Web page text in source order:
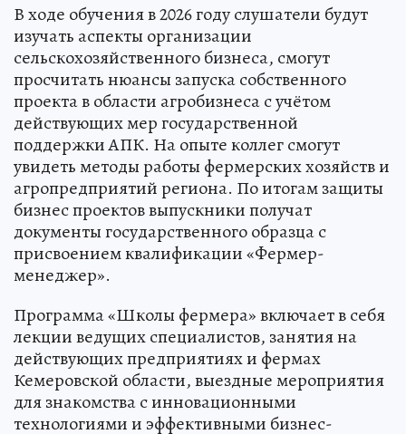
В ходе обучения в 2026 году слушатели будут
изучать аспекты организации
сельскохозяйственного бизнеса, смогут
просчитать нюансы запуска собственного
проекта в области агробизнеса с учётом
действующих мер государственной
поддержки АПК. На опыте коллег смогут
увидеть методы работы фермерских хозяйств и
агропредприятий региона. По итогам защиты
бизнес проектов выпускники получат
документы государственного образца с
присвоением квалификации «Фермер-
менеджер».
Программа «Школы фермера» включает в себя
лекции ведущих специалистов, занятия на
действующих предприятиях и фермах
Кемеровской области, выездные мероприятия
для знакомства с инновационными
технологиями и эффективными бизнес-